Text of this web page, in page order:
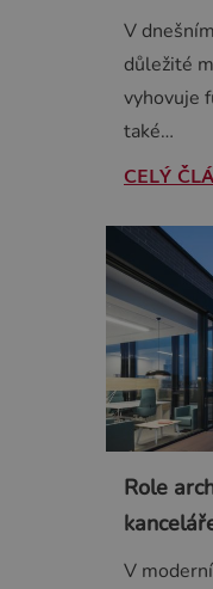
V
důležité
vyhovuje
také…
CELÝ
Role
V